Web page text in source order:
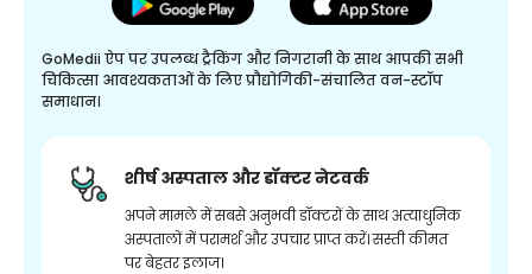
GoMedii ऐप पर उपलब्ध ट्रैकिंग और निगरानी के साथ आपकी सभी
चिकित्सा आवश्यकताओं के लिए प्रौद्योगिकी-संचालित वन-स्टॉप
समाधान।
शीर्ष अस्पताल और डॉक्टर नेटवर्क
अपने मामले में सबसे अनुभवी डॉक्टरों के साथ अत्याधुनिक
अस्पतालों में परामर्श और उपचार प्राप्त करें। सस्ती कीमत
पर बेहतर इलाज।